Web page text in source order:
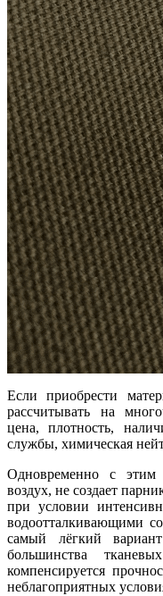
Если приобрести
рассчитывать на
цена, плотность,
службы, химическая
Одновременно с этим
воздух, не создает
при условии
водоотталкивающими
самый лёгкий
большинства
компенсируется
неблагоприятных